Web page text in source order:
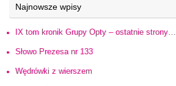
Najnowsze wpisy
IX tom kronik Grupy Opty – ostatnie strony…
Słowo Prezesa nr 133
Wędrówki z wierszem